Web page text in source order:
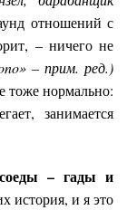
отношений с
– ничего не
– прим. ред.)
тоже нормально:
занимается
– гады и
история, и я это